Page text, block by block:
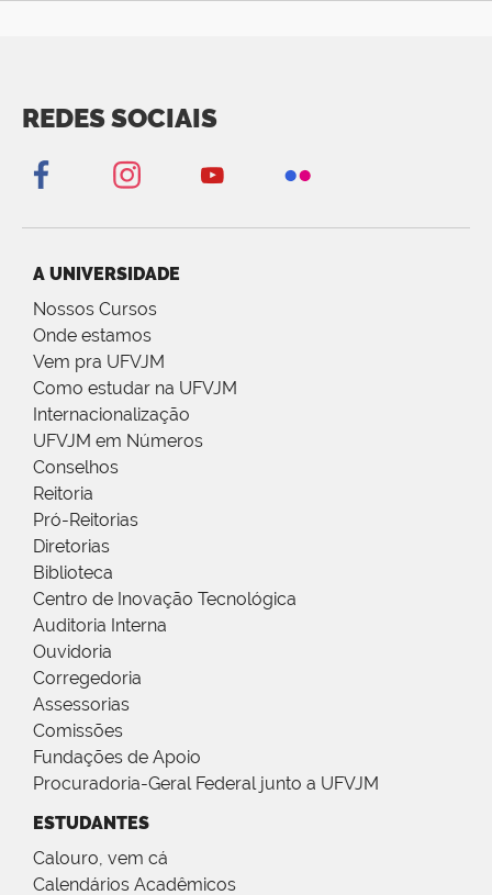
REDES SOCIAIS
A UNIVERSIDADE
Nossos Cursos
Onde estamos
Vem pra UFVJM
Como estudar na UFVJM
Internacionalização
UFVJM em Números
Conselhos
Reitoria
Pró-Reitorias
Diretorias
Biblioteca
Centro de Inovação Tecnológica
Auditoria Interna
Ouvidoria
Corregedoria
Assessorias
Comissões
Fundações de Apoio
Procuradoria-Geral Federal junto a UFVJM
ESTUDANTES
Calouro, vem cá
Calendários Acadêmicos